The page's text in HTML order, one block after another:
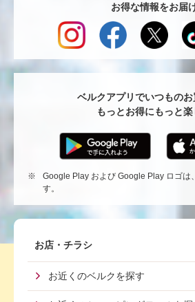
お得な情報をお届
ベルクアプリでいつもの
もっとお得にもっと楽
※
Google Play および Google Play ロゴは
す。
Footer
First
お店・チラシ
お近くのベルクを探す